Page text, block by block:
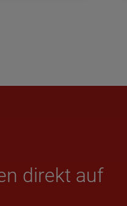
direkt auf